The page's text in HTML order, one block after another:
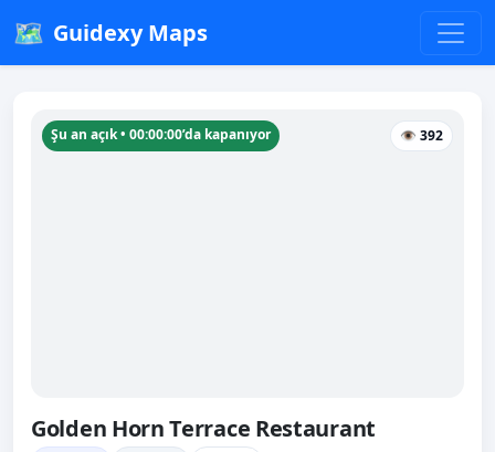
🗺️ Guidexy Maps
Şu an açık • 00:00:00’da kapanıyor 👁 392
Golden Horn Terrace Restaurant